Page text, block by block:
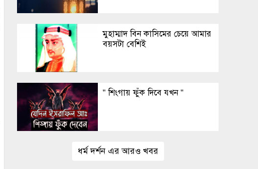
মুহাম্মাদ বিন কাসিমের চেয়ে আমার
বয়সটা বেশিই
" শিংগায় ফুঁক দিবে যখন "
ধর্ম দর্শন এর আরও খবর